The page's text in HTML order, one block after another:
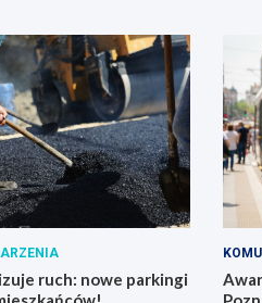
ruch: nowe parkingi